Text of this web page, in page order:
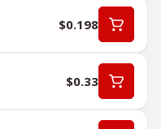
$0.198
$0.33